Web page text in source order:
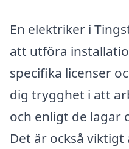
En elektriker i
att utföra
specifika licenser
dig trygghet i att
och enligt de lagar
Det är också